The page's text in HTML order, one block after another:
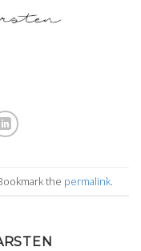
Bookmark the permalink